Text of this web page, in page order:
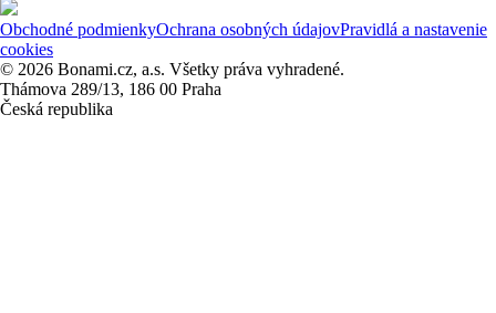
Obchodné podmienkyOchrana osobných údajovPravidlá a nastavenie
cookies
© 2026 Bonami.cz, a.s. Všetky práva vyhradené.
Thámova 289/13, 186 00 Praha
Česká republika